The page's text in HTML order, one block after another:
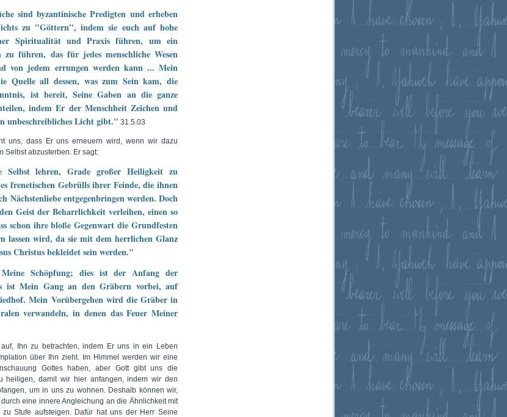
sind byzantinische Predigten und erheben
zu "Göttern", indem sie euch auf hohe
Spiritualität und Praxis führen, um ein
zu führen, das für jedes menschliche Wesen
von jedem errungen werden kann ... Mein
Quelle all dessen, was zum Sein kam, die
ist bereit, Seine Gaben an die ganze
indem Er der Menschheit Zeichen und
unbeschreibliches Licht gibt." 31.5.03
uns, dass Er uns erneuern wird, wenn wir dazu
Selbst abzusterben. Er sagt:
lehren, Grade großer Heiligkeit zu
frenetischen Gebrülls ihrer Feinde, die ihnen
Nächstenliebe entgegenbringen werden. Doch
Geist der Beharrlichkeit verleihen, einen so
schon ihre bloße Gegenwart die Grundfesten
lassen wird, da sie mit dem herrlichen Glanz
Christus bekleidet sein werden."
Schöpfung; dies ist der Anfang der
ist Mein Gang an den Gräbern vorbei, auf
Mein Vorübergehen wird die Gräber in
verwandeln, in denen das Feuer Meiner
Ihn zu betrachten, indem Er uns in ein Leben
über Ihn zieht. Im Himmel werden wir eine
Gottes haben, aber Gott gibt uns die
heiligen, damit wir hier anfangen, indem wir den
um in uns zu wohnen. Deshalb können wir,
eine innere Angleichung an die Ähnlichkeit mit
zu Stufe aufsteigen. Dafür hat uns der Herr Seine